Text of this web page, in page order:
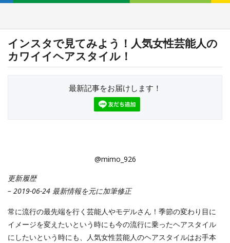
インスタで見てみよう！人気女性芸能人の
カワイイヘアスタイル！
最新記事をお届けします！
@mimo_926
更新履歴
– 2019-06-24 最新情報を元に加筆修正
常に流行の最先端を行く芸能人やモデルさん！季節の変わり目に
イメージを変えたいという時にも今の流行に乗ったヘアスタイル
にしたいという時にも、人気女性芸能人のヘアスタイルはお手本